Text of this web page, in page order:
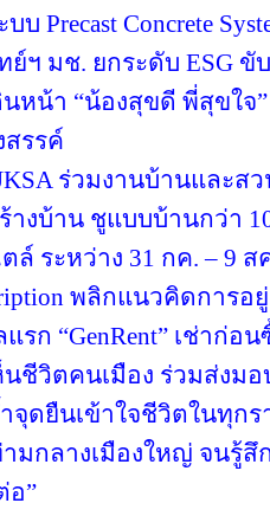
Precast Concrete
ฯ มช. ยกระดับ ESG ขั
หน้า “น้องสุขดี พี่สุขใจ
รรค์
ร่วมงานบ้านและส
งบ้าน ชูแบบบ้านกว่า
ระหว่าง 31 กค. – 9 ส
พลิกแนวคิดการ
รก “GenRent” เช่าก่อ
ชีวิตคนเมือง ร่วมส่งมอ
จุดยืนเข้าใจชีวิตในทุกร
ามกลางเมืองใหญ่ จนรู้
อ”